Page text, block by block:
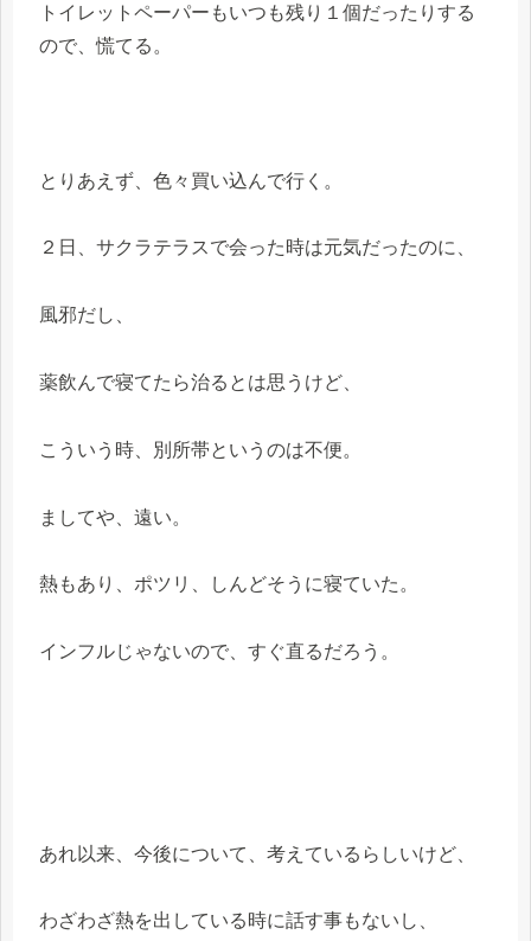
トイレットペーパーもいつも残り１個だったりする
ので、慌てる。
とりあえず、色々買い込んで行く。
２日、サクラテラスで会った時は元気だったのに、
風邪だし、
薬飲んで寝てたら治るとは思うけど、
こういう時、別所帯というのは不便。
ましてや、遠い。
熱もあり、ポツリ、しんどそうに寝ていた。
インフルじゃないので、すぐ直るだろう。
あれ以来、今後について、考えているらしいけど、
わざわざ熱を出している時に話す事もないし、